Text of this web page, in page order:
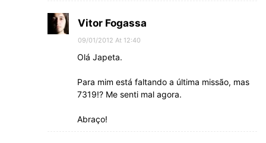
Vitor Fogassa
09/01/2012 At 12:40
Olá Japeta.
Para mim está faltando a última missão, mas
7319!? Me senti mal agora.
Abraço!